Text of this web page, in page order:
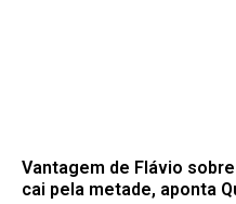
Vantagem de Flávio
cai pela metade, aponta